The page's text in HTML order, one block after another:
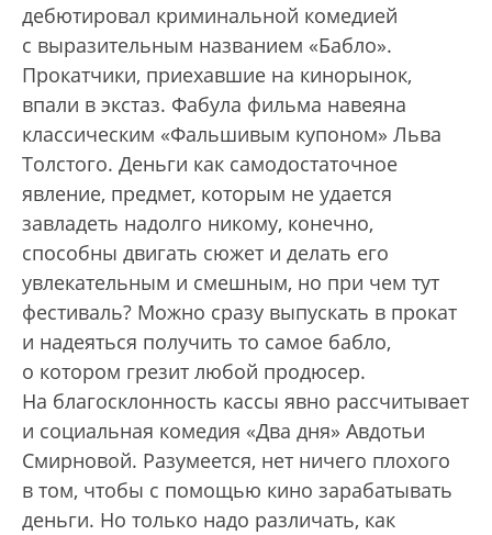
дебютировал криминальной комедией
с выразительным названием «Бабло».
Прокатчики, приехавшие на кинорынок,
впали в экстаз. Фабула фильма навеяна
классическим «Фальшивым купоном» Льва
Толстого. Деньги как самодостаточное
явление, предмет, которым не удается
завладеть надолго никому, конечно,
способны двигать сюжет и делать его
увлекательным и смешным, но при чем тут
фестиваль? Можно сразу выпускать в прокат
и надеяться получить то самое бабло,
о котором грезит любой продюсер.
На благосклонность кассы явно рассчитывает
и социальная комедия «Два дня» Авдотьи
Смирновой. Разумеется, нет ничего плохого
в том, чтобы с помощью кино зарабатывать
деньги. Но только надо различать, как